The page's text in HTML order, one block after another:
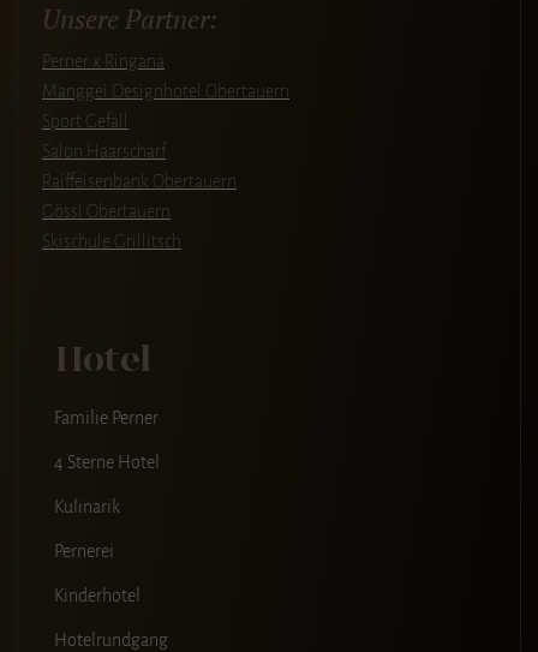
Unsere Partner:
Perner x Ringana
Manggei Designhotel Obertauern
Sport Gefäll
Salon Haarscharf
Raiffeisenbank Obertauern
Gössl Obertauern
Skischule Grillitsch
Hotel
Familie Perner
4 Sterne Hotel
Kulinarik
Pernerei
Kinderhotel
Hotelrundgang